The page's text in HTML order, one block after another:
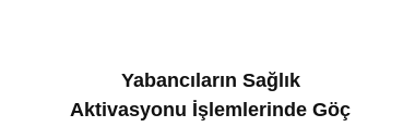
Yabancıların Sağlık
Aktivasyonu İşlemlerinde Göç